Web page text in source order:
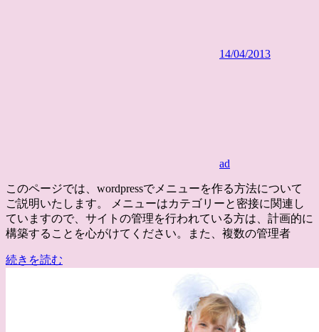
14/04/2013
ad
このページでは、wordpressでメニューを作る方法について
ご説明いたします。 メニューはカテゴリーと密接に関連し
ていますので、サイトの管理を行われている方は、計画的に
構築することを心がけてください。また、複数の管理者
続きを読む